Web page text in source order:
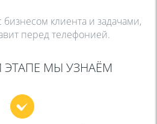
бизнесом клиента и задачами,
перед телефонией.
МЫ УЗНАЁМ